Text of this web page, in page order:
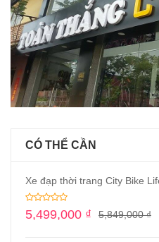
CÓ THỂ CẦN
Xe đạp thời trang City Bike
5,849,000₫
5,499,000 ₫